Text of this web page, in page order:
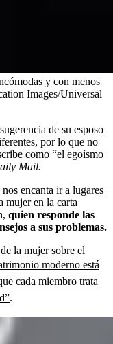
y con menos
Images/Universal
de su esposo
por lo que no
como “el egoísmo
Mail.
encanta ir a lugares
mujer en la carta
quien responde las
a sus problemas.
la mujer sobre el
moderno está
cada miembro trata
.